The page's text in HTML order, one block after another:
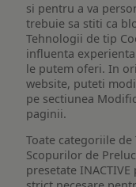
si pentru a va
trebuie sa stiti ca
Tehnologii de tip
influenta
le putem oferi. In
website, puteti
pe sectiunea
paginii.
Toate categoriile
Scopurilor de
presetate